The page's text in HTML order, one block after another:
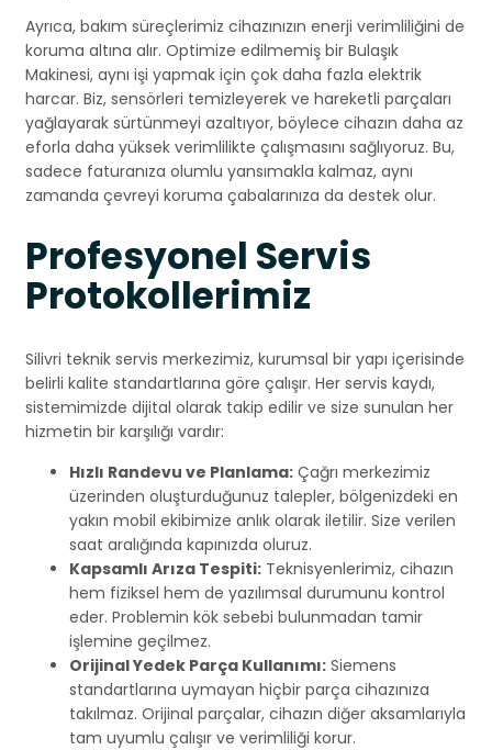
Ayrıca, bakım süreçlerimiz cihazınızın enerji verimliliğini de
koruma altına alır. Optimize edilmemiş bir Bulaşık
Makinesi, aynı işi yapmak için çok daha fazla elektrik
harcar. Biz, sensörleri temizleyerek ve hareketli parçaları
yağlayarak sürtünmeyi azaltıyor, böylece cihazın daha az
eforla daha yüksek verimlilikte çalışmasını sağlıyoruz. Bu,
sadece faturanıza olumlu yansımakla kalmaz, aynı
zamanda çevreyi koruma çabalarınıza da destek olur.
Profesyonel Servis
Protokollerimiz
Silivri teknik servis merkezimiz, kurumsal bir yapı içerisinde
belirli kalite standartlarına göre çalışır. Her servis kaydı,
sistemimizde dijital olarak takip edilir ve size sunulan her
hizmetin bir karşılığı vardır:
Hızlı Randevu ve Planlama: Çağrı merkezimiz
üzerinden oluşturduğunuz talepler, bölgenizdeki en
yakın mobil ekibimize anlık olarak iletilir. Size verilen
saat aralığında kapınızda oluruz.
Kapsamlı Arıza Tespiti: Teknisyenlerimiz, cihazın
hem fiziksel hem de yazılımsal durumunu kontrol
eder. Problemin kök sebebi bulunmadan tamir
işlemine geçilmez.
Orijinal Yedek Parça Kullanımı: Siemens
standartlarına uymayan hiçbir parça cihazınıza
takılmaz. Orijinal parçalar, cihazın diğer aksamlarıyla
tam uyumlu çalışır ve verimliliği korur.